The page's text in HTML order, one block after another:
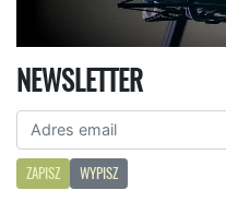
NEWSLETTER
ZAPISZ WYPISZ